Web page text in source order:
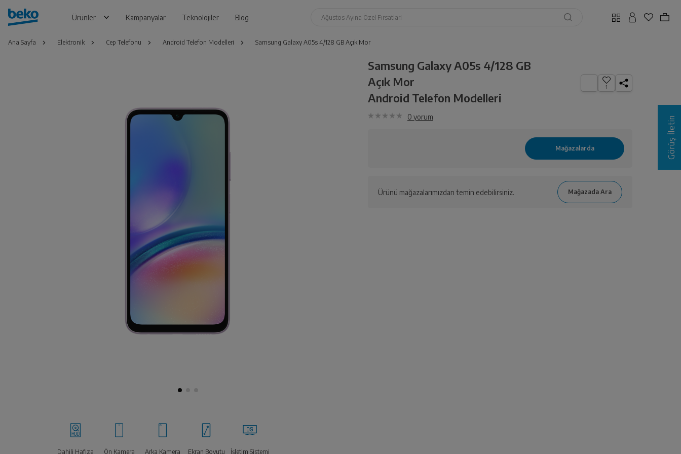
Ürünler Kampanyalar Teknolojiler Blog Ağustos Ayına Özel Fırsatlar!
Ana Sayfa Elektronik Cep Telefonu Android Telefon Modelleri Samsung Galaxy A05s 4/128 GB Açık Mor
Dahili Hafıza
Ön Kamera
Arka Kamera
Ekran Boyutu
İşletim Sistemi
Samsung Galaxy A05s 4/128 GB
Açık Mor
Android Telefon Modelleri
1
0 yorum
Ürünü mağazalarımızdan temin edebilirsiniz.
Görüş İletin